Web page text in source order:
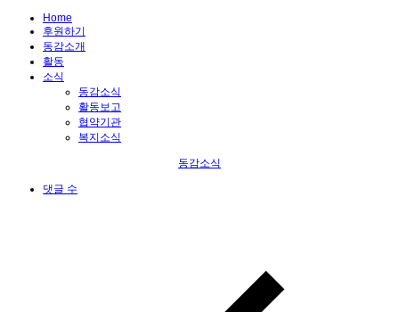
Home
후원하기
동감소개
활동
소식
동감소식
활동보고
협약기관
복지소식
동감소식
댓글 수